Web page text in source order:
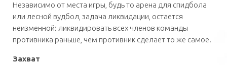
Независимо от места игры, будь то арена для спидбола
или лесной вудбол, задача ликвидации, остается
неизменной: ликвидировать всех членов команды
противника раньше, чем противник сделает то же самое.
Захват